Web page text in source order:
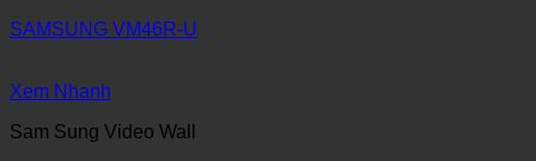
SAMSUNG VM46R-U
Xem Nhanh
Sam Sung Video Wall